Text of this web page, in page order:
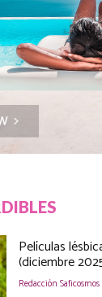
Películas
(diciembre
Redacción Saficosmos